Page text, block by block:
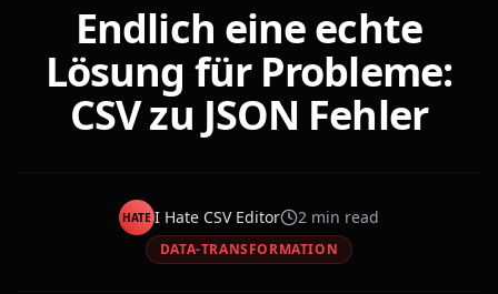
Endlich eine echte
Lösung für Probleme:
CSV zu JSON Fehler
HATE I Hate CSV Editor 2 min read
DATA-TRANSFORMATION